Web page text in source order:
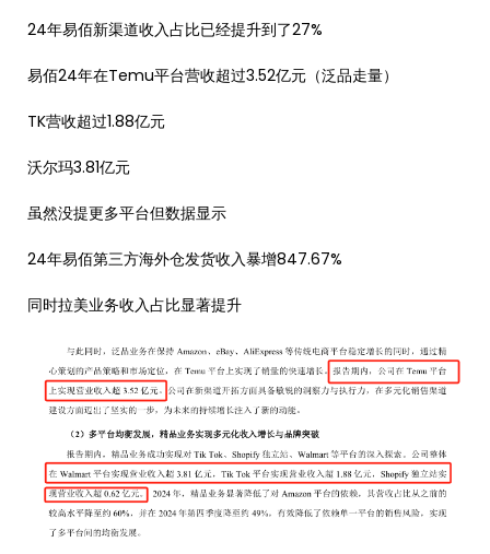
24年易佰新渠道收入占比已经提升到了27%
易佰24年在Temu平台营收超过3.52亿元（泛品走量）
TK营收超过1.88亿元
沃尔玛3.81亿元
虽然没提更多平台但数据显示
24年易佰第三方海外仓发货收入暴增847.67%
同时拉美业务收入占比显著提升